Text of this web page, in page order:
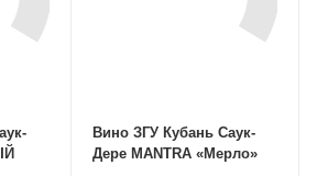
Вино ЗГУ Кубань Саук-
Дере MANTRA «Мерло»